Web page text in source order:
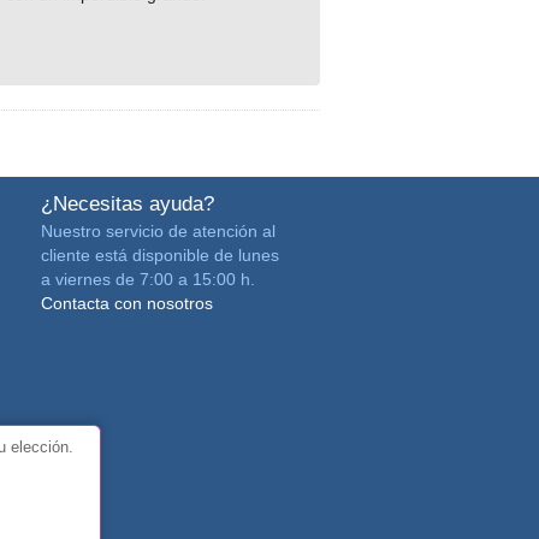
¿Necesitas ayuda?
Nuestro servicio de atención al
cliente está disponible de lunes
a viernes de 7:00 a 15:00 h.
Contacta con nosotros
elección.